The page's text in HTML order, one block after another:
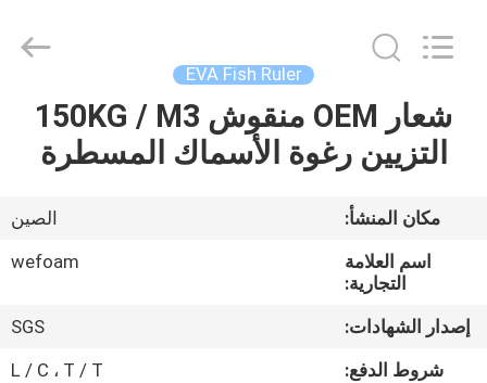
بيت
أشرطة
معلومات
Quanzhou
Reserved.
EVA Fish Ruler
شعار OEM منقوش 150KG / M3
التزيين رغوة الأسماك المسطرة
مكان المنشأ:
الصين
اسم العلامة
التجارية:
wefoam
إصدار الشهادات:
SGS
شروط الدفع:
L / C ، T / T